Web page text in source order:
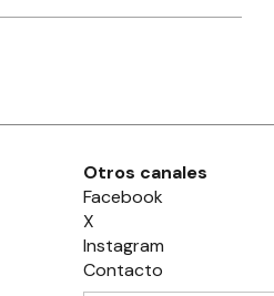
Otros canales
Facebook
X
Instagram
Contacto